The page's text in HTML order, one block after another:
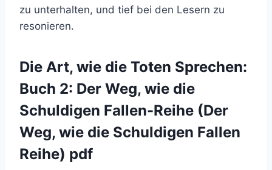
zu unterhalten, und tief bei den Lesern zu
resonieren.
Die Art, wie die Toten Sprechen:
Buch 2: Der Weg, wie die
Schuldigen Fallen-Reihe (Der
Weg, wie die Schuldigen Fallen
Reihe) pdf